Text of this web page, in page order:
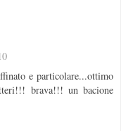
e particolare...ottimo
brava!!! un bacione